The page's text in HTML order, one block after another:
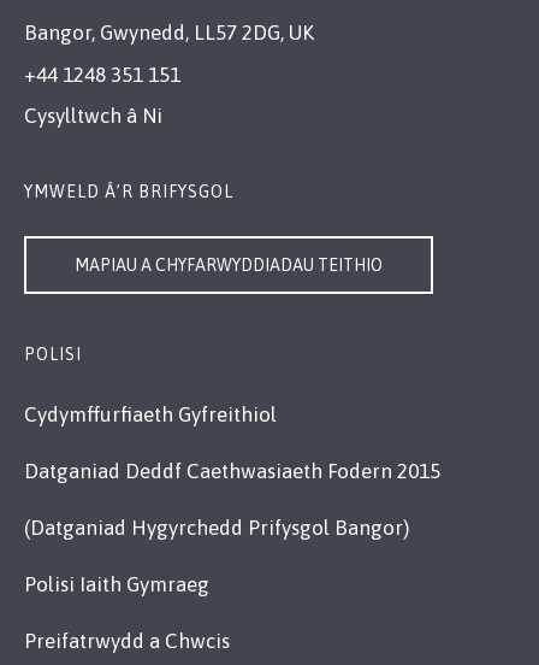
Bangor, Gwynedd, LL57 2DG, UK
+44 1248 351 151
Cysylltwch â Ni
YMWELD Â’R BRIFYSGOL
MAPIAU A CHYFARWYDDIADAU TEITHIO
POLISI
Cydymffurfiaeth Gyfreithiol
Datganiad Deddf Caethwasiaeth Fodern 2015
(Datganiad Hygyrchedd Prifysgol Bangor)
Polisi Iaith Gymraeg
Preifatrwydd a Chwcis